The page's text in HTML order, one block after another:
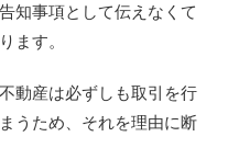
知事項として伝えなくて
ます。
動産は必ずしも取引を行
うため、それを理由に断